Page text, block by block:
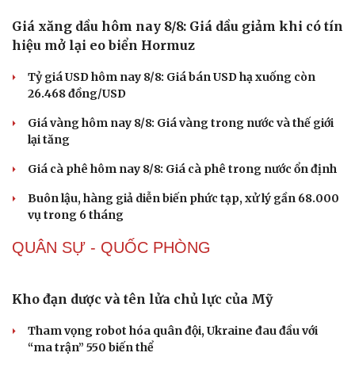
Dinh dưỡng - món ngon
Cây thuốc
Sản phụ khoa
Nhi khoa
Nhà đẹp
Blog
Tình yêu - Gia đình
Giá xăng dầu hôm nay 8/8: Giá dầu giảm khi có tín
hiệu mở lại eo biển Hormuz
Tỷ giá USD hôm nay 8/8: Giá bán USD hạ xuống còn
26.468 đồng/USD
Giá vàng hôm nay 8/8: Giá vàng trong nước và thế giới
lại tăng
Giá cà phê hôm nay 8/8: Giá cà phê trong nước ổn định
Buôn lậu, hàng giả diễn biến phức tạp, xử lý gần 68.000
vụ trong 6 tháng
QUÂN SỰ - QUỐC PHÒNG
Kho đạn dược và tên lửa chủ lực của Mỹ
Tham vọng robot hóa quân đội, Ukraine đau đầu với
“ma trận” 550 biến thể